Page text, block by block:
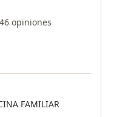
opiniones
FAMILIAR